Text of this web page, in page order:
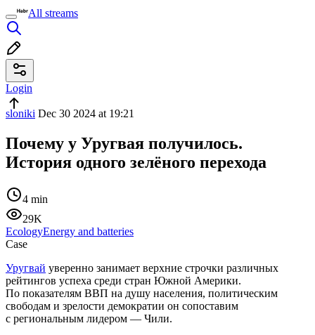
All streams
Login
sloniki Dec 30 2024 at 19:21
Почему у Уругвая получилось.
История одного зелёного перехода
4 min
29K
EcologyEnergy and batteries
Case
Уругвай уверенно занимает верхние строчки различных
рейтингов успеха среди стран Южной Америки.
По показателям ВВП на душу населения, политическим
свободам и зрелости демократии он сопоставим
с региональным лидером — Чили.